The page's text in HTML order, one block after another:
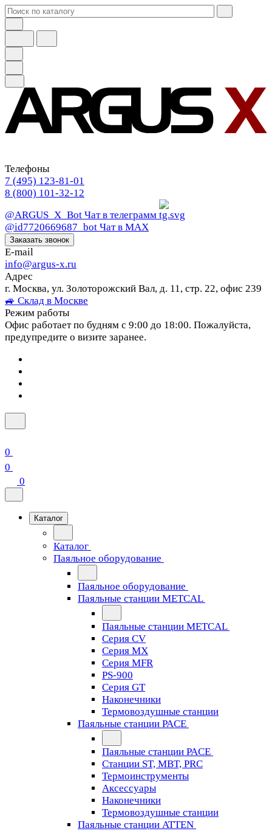
Телефоны
7 (495) 123-81-01
8 (800) 101-32-12
@ARGUS_X_Bot Чат в телеграмм
@id7720669687_bot Чат в МАХ
Заказать звонок
E-mail
info@argus-x.ru
Адрес
г. Москва, ул. Золоторожский Вал, д. 11, стр. 22, офис 239
🚙 Склад в Москве
Режим работы
Офис работает по будням с 9:00 до 18:00. Пожалуйста,
предупредите о визите заранее.
0
0
0
Каталог
Каталог
Паяльное оборудование
Паяльное оборудование
Паяльные станции METCAL
Паяльные станции METCAL
Серия CV
Серия MX
Серия MFR
PS-900
Серия GT
Наконечники
Термовоздушные станции
Паяльные станции PACE
Паяльные станции PACE
Станции ST, MBT, PRC
Термоинструменты
Аксессуары
Наконечники
Термовоздушные станции
Паяльные станции ATTEN